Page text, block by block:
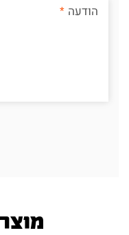
הודעה